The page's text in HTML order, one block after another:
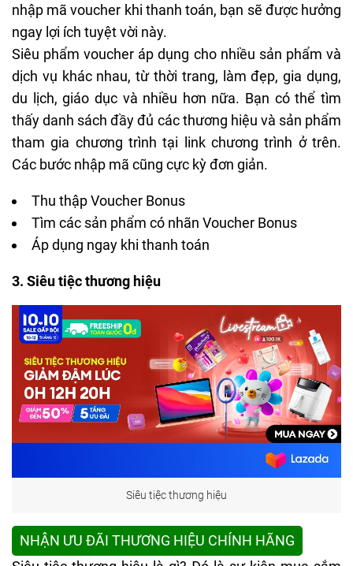
nhập mã voucher khi thanh toán, bạn sẽ được hưởng
ngay lợi ích tuyệt vời này.
Siêu phẩm voucher áp dụng cho nhiều sản phẩm và
dịch vụ khác nhau, từ thời trang, làm đẹp, gia dụng,
du lịch, giáo dục và nhiều hơn nữa. Bạn có thể tìm
thấy danh sách đầy đủ các thương hiệu và sản phẩm
tham gia chương trình tại link chương trình ở trên.
Các bước nhập mã cũng cực kỳ đơn giản.
Thu thập Voucher Bonus
Tìm các sản phẩm có nhãn Voucher Bonus
Áp dụng ngay khi thanh toán
3. Siêu tiệc thương hiệu
Siêu tiệc thương hiệu
NHẬN ƯU ĐÃI THƯƠNG HIỆU CHÍNH HÃNG